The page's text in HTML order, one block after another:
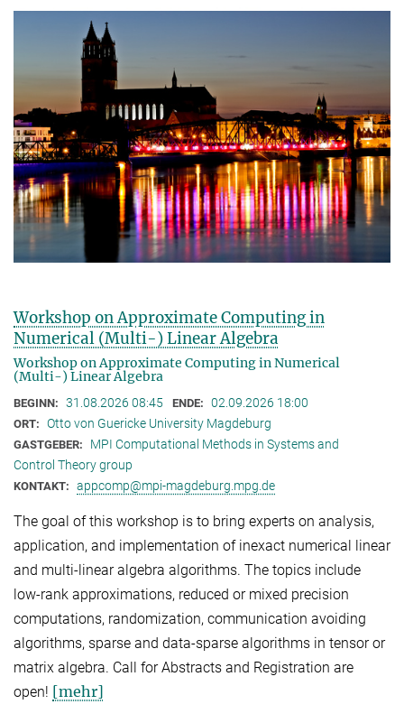
Workshop on Approximate Computing in
Numerical (Multi-) Linear Algebra
Workshop on Approximate Computing in Numerical
(Multi-) Linear Algebra
BEGINN: 31.08.2026 08:45 ENDE: 02.09.2026 18:00
ORT: Otto von Guericke University Magdeburg
GASTGEBER:
MPI Computational Methods in Systems and
Control Theory group
KONTAKT: appcomp@mpi-magdeburg.mpg.de
The goal of this workshop is to bring experts on analysis,
application, and implementation of inexact numerical linear
and multi-linear algebra algorithms. The topics include
low-rank approximations, reduced or mixed precision
computations, randomization, communication avoiding
algorithms, sparse and data-sparse algorithms in tensor or
matrix algebra. Call for Abstracts and Registration are
open! [mehr]